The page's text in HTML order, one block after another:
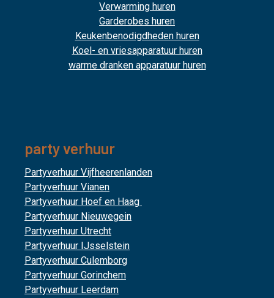
Verwarming huren
Garderobes huren
Keukenbenodigdheden huren
Koel- en vriesapparatuur huren
warme dranken apparatuur huren
party verhuur
Partyverhuur Vijfheerenlanden
Partyverhuur Vianen
Partyverhuur Hoef en Haag
Partyverhuur Nieuwegein
Partyverhuur Utrecht
Partyverhuur IJsselstein
Partyverhuur Culemborg
Partyverhuur Gorinchem
Partyverhuur Leerdam